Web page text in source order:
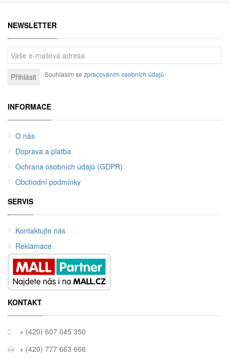
NEWSLETTER
Přihlásit Souhlasím se zpracováním osobních údajů
INFORMACE
O nás
Doprava a platba
Ochrana osobních údajů (GDPR)
Obchodní podmínky
SERVIS
Kontaktujte nás
Reklamace
KONTAKT
+ (420) 607 045 350
+ (420) 777 663 666